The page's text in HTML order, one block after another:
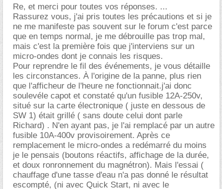
Re, et merci pour toutes vos réponses. ...
Rassurez vous, j'ai pris toutes les précautions et si je
ne me manifeste pas souvent sur le forum c'est parce
que en temps normal, je me débrouille pas trop mal,
mais c'est la première fois que j'interviens sur un
micro-ondes dont je connais les risques.
Pour reprendre le fil des événements, je vous détaille
les circonstances. À l'origine de la panne, plus rien
que l'afficheur de l'heure ne fonctionnait.j'ai donc
soulevéle capot et constaté qu'un fusible 12A-250v,
situé sur la carte électronique ( juste en dessous de
SW 1) était grillé ( sans doute celui dont parle
Richard) . N'en ayant pas, je l'ai remplacé par un autre
fusible 10A-400v provisoirement. Après ce
remplacement le micro-ondes a redémarré du moins
je le pensais (boutons réactifs, affichage de la durée,
et doux ronronnement du magnétron). Mais l'essai (
chauffage d'une tasse d'eau n'a pas donné le résultat
escompté, (ni avec Quick Start, ni avec le